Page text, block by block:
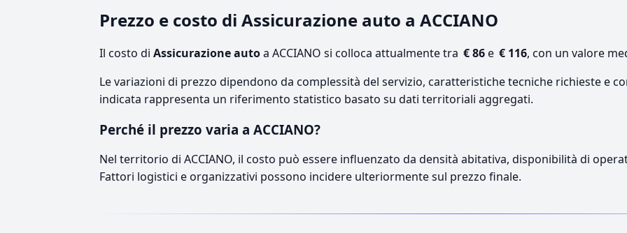
Prezzo e costo di Assicurazione auto a ACCIANO
Il costo di Assicurazione autoa ACCIANO si colloca attualmente tra € 86e € 116, con un valore
Le variazioni di prezzo dipendono da complessità del servizio, caratteristiche tecniche richieste e
indicata rappresenta un riferimento statistico basato su dati territoriali aggregati.
Perché il prezzo varia a ACCIANO?
Nel territorio di ACCIANO, il costo può essere influenzato da densità abitativa, disponibilità di
Fattori logistici e organizzativi possono incidere ulteriormente sul prezzo finale.